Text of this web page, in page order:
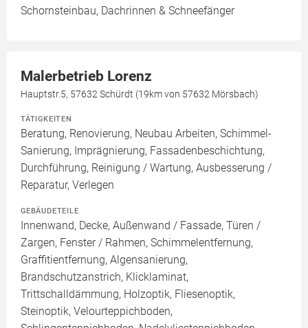
Schornsteinbau, Dachrinnen & Schneefänger
Malerbetrieb Lorenz
Hauptstr.5, 57632 Schürdt (19km von 57632 Mörsbach)
TÄTIGKEITEN
Beratung, Renovierung, Neubau Arbeiten, Schimmel-
Sanierung, Imprägnierung, Fassadenbeschichtung,
Durchführung, Reinigung / Wartung, Ausbesserung /
Reparatur, Verlegen
GEBÄUDETEILE
Innenwand, Decke, Außenwand / Fassade, Türen /
Zargen, Fenster / Rahmen, Schimmelentfernung,
Graffitientfernung, Algensanierung,
Brandschutzanstrich, Klicklaminat,
Trittschalldämmung, Holzoptik, Fliesenoptik,
Steinoptik, Velourteppichboden,